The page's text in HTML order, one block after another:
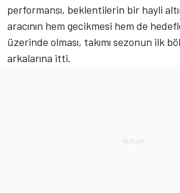
performansı, beklentilerin bir hayli
aracının hem gecikmesi hem de
üzerinde olması, takımı sezonun ilk
arkalarına itti.